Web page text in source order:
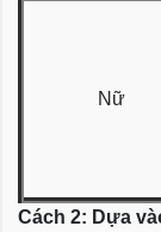
Nữ
Cách 2: Dựa